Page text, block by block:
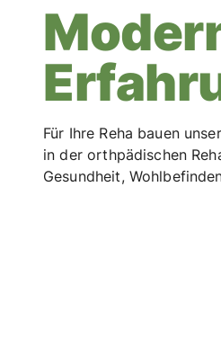
Für Ihre Reha bauen
in der orthpädischen
Gesundheit,